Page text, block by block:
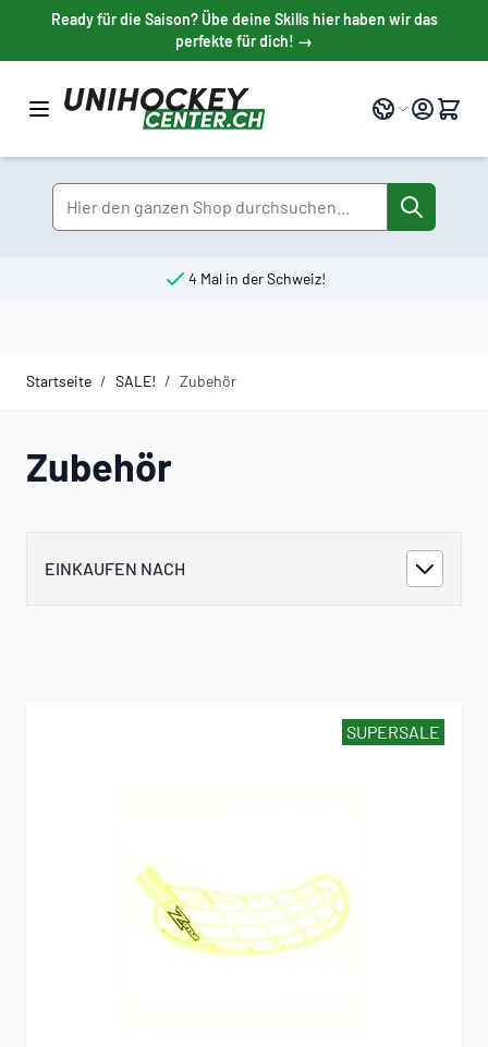
Direkt zum Inhalt
Ready für die Saison? Übe deine Skills hier haben wir das
perfekte für dich! →
Sprache
Suche
4 Mal in der Schweiz!
Startseite / SALE! / Zubehör
Zubehör
EINKAUFEN NACH
SUPERSALE